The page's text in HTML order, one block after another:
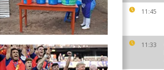
11:45
11:33